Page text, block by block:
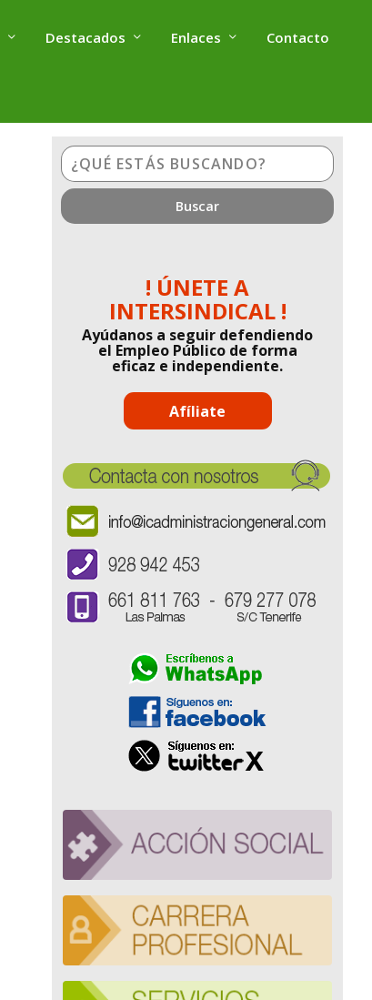
Destacados Enlaces Contacto
¿Qué
estás
buscando?
! ÚNETE A
INTERSINDICAL !
Ayúdanos a seguir defendiendo
el Empleo Público de forma
eficaz e independiente.
Afíliate